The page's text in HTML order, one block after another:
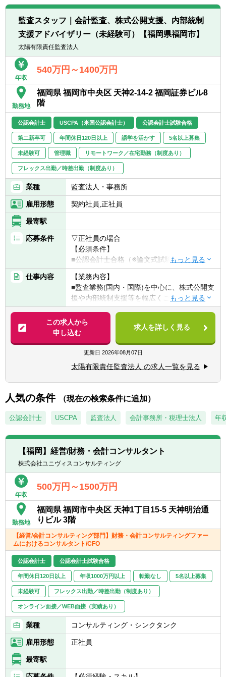
【求める人物像】
■コミュニケーション力
■論理的思考力
■仮説立案力
■成長指向、リーダーシップ
整・再生手続支援（任意整理手続、準則型私
的整理手続、法的整理手続）
■事業の継続・売却・清算等の重要な意思決
定／戦略オプションの検討・実行支援（事業
撤退計画の策定・実行支援を含む）
■スポンサーを擁する再生型M&Aにおけるフ
ァイナンシャル・アドバイザリー（FA）
本政策・資金調達等支援（※地域ファミリー
（親族内及び親族外）含む。）
〈コアとなる知見〉
■ターンアラウンド戦略・施策の立案・定量
化・実行
■財務モデリング並びに財務3表（PL・BS・
CF）計画を含む事業計画の策定・実行
■債権者・株主・従業員等の各種ステークホ
ルダーとの交渉・利害調整、再生手続実行
■M&Aにおけるフィナンシャル・アドバイザ
■事業承継プランニング・実行（組織再編、
株式承継ストラクチャー等）
※上記は雇入れ直後の業務範囲であり、会社
の定める業務内容に変更の可能性あり
監査スタッフ｜会計監査、株式公開支援、内部統制
支援アドバイザリー（未経験可）【福岡県福岡市】
太陽有限責任監査法人
年収
540万円～1400万円
勤務地
福岡県 福岡市中央区 天神2-14-2 福岡証券ビル8
階
公認会計士 USCPA（米国公認会計士） 公認会計士試験合格
第二新卒可 年間休日120日以上 語学を活かす 5名以上募集
未経験可 管理職 リモートワーク／在宅勤務（制度あり）
フレックス出勤／時差出勤（制度あり）
業種 監査法人・事務所
雇用形態 契約社員,正社員
最寄駅
応募条件
▽正社員の場合
【必須条件】
■公認会計士合格（※論文式試験合格者を含
む）もしくはUSCPA全科目合格をされている
方。
※監査のご経験や年数によって優遇させてい
ただく場合がございます。
【歓迎要件】
■主査（主任・現場責任者）経験 1年以上
▽契約社員の場合
【必須要件】
■USCPA全科目合格 かつ 3年以上の監査経
■主査（主任・現場責任者）経験 1年以上
仕事内容
【業務内容】
■監査業務(国内・国際)を中心に、株式公開支
援や内部統制支援等を幅広くご担当いただき
ます。
■部門ごとに案件を細分化していないため、
横断的に業務を経験することができます。
※監査とアドバイザリー業務の割合について
は、ご本人の希望を考慮します。
【具体的には】
▽国際業務
■リファードイン業務：各国グラントソント
ンの監査クライアント（外資系企業）の日本
子会社の監査業務等への対応
続、レビュー）
■リファードアウト業務：当法人の監査クラ
イアント（日系企業）の海外子会社の監査J-
SOX業務を各国の海外メンバーファームへ依
施
■海外メンバーファームと連携した、内部監
査サポート業務
▽金融
■銀行、信用金庫、信用組合への会計監査
■証券業への会計監査
▽IPO
■短期調査：現状の会社の課題抽出及び対応
策の検討
■アドバイザリーサービス：会社の要望に応
じた上場準備のサポート
■監査、上場申請書類レビュー：上場までの
監査業務や、上場申請時に必要となる書類の
チェック
▽パブリック
この求人から
申し込む
求人を詳しく見る
更新日 2026年08月07日
太陽有限責任監査法人 の求人一覧を見る
人気の条件 （現在の検索条件に追加）
公認会計士 USCPA 監査法人 会計事務所・税理士法人 年
【福岡】経営/財務・会計コンサルタント
株式会社ユニヴィスコンサルティング
年収
500万円～1500万円
勤務地
福岡県 福岡市中央区 天神1丁目15‐5 天神明治通
りビル 3階
【経営/会計コンサルティング部門】財務・会計コンサルティングファー
ムにおけるコンサルタント/CFO
公認会計士 公認会計士試験合格
年間休日120日以上 年収1000万円以上 転勤なし 5名以上募集
未経験可 フレックス出勤／時差出勤（制度あり）
オンライン面接／WEB面接（実績あり）
業種 コンサルティング・シンクタンク
雇用形態 正社員
最寄駅